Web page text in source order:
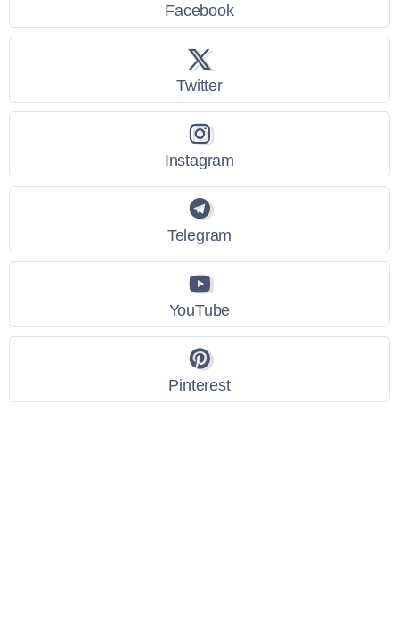
Facebook
Twitter
Instagram
Telegram
YouTube
Pinterest